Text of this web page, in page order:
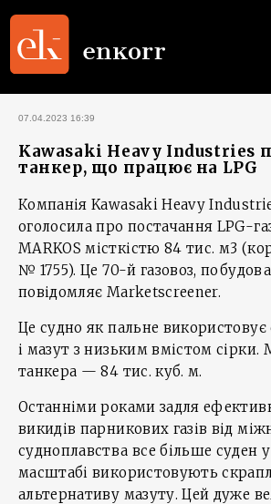
07.04.2023 16:39
Kawasaki Heavy Industries
танкер, що працює на LPG
Компанія Kawasaki Heavy
оголосила про постачання LPG-
MARKOS місткістю 84 тис. м3
№ 1755). Це 70-й газовоз,
повідомляє Marketscreener.
Це судно як пальне використовує
і мазут з низьким вмістом сірки.
танкера — 84 тис. куб. м.
Останніми роками задля
викидів парникових газів від
судноплавства все більше суден
масштабі використовують
альтернативу мазуту. Цей дуже